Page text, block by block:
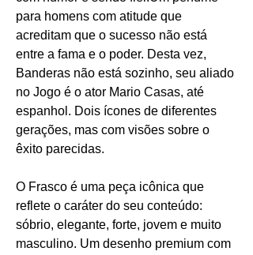
para homens com atitude que
acreditam que o sucesso não está
entre a fama e o poder. Desta vez,
Banderas não está sozinho, seu aliado
no Jogo é o ator Mario Casas, até
espanhol. Dois ícones de diferentes
gerações, mas com visões sobre o
êxito parecidas.
O Frasco é uma peça icônica que
reflete o caráter do seu conteúdo:
sóbrio, elegante, forte, jovem e muito
masculino. Um desenho premium com